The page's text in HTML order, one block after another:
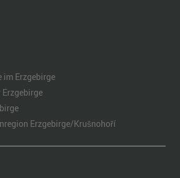
im Erzgebirge
Erzgebirge
Erzgebirge/Krušnohoří